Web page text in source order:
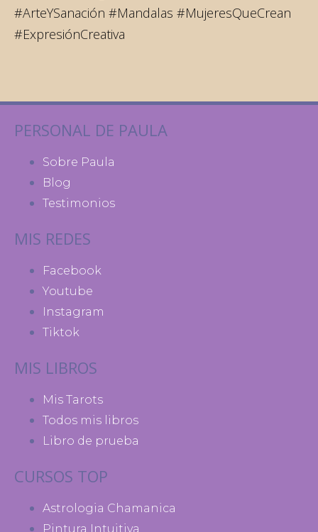
#ArteYSanación #Mandalas #MujeresQueCrean
#ExpresiónCreativa
PERSONAL DE PAULA
Sobre Paula
Blog
Testimonios
MIS REDES
Facebook
Youtube
Instagram
Tiktok
MIS LIBROS
Mis Tarots
Todos mis libros
Libro de prueba
CURSOS TOP
Astrologia Chamanica
Pintura Intuitiva